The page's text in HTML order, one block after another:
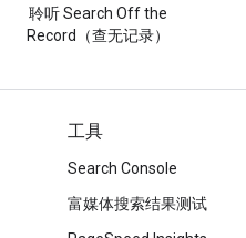
聆听 Search Off the
Record（查无记录）
工具
Search Console
富媒体搜索结果测试